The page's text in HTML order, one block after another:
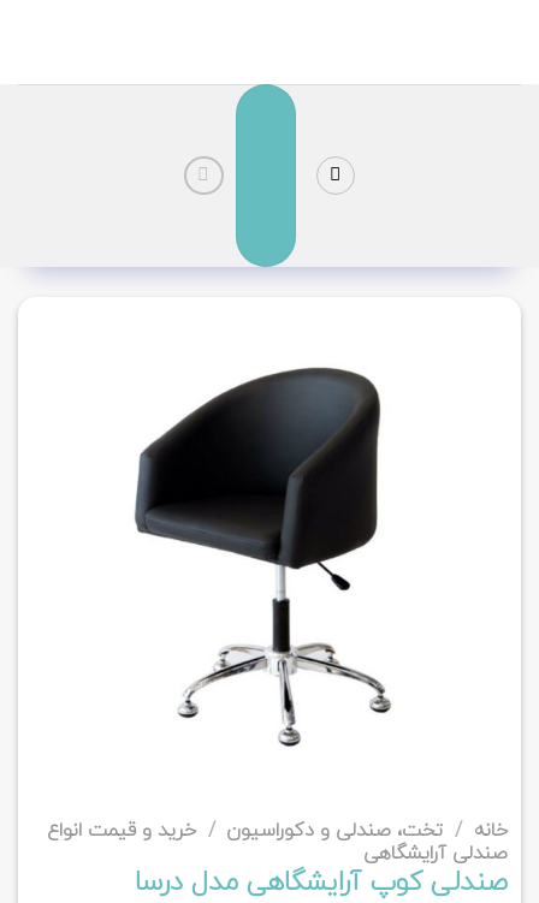
خانه / تخت، صندلی و دکوراسیون / خرید و قیمت انواع
صندلی آرایشگاهی
صندلی کوپ آرایشگاهی مدل درسا